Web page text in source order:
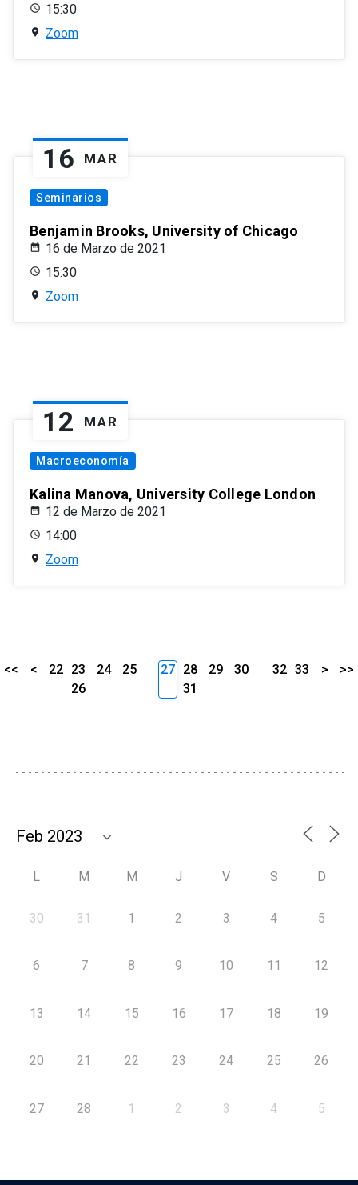
15:30
Zoom
16 MAR
Seminarios
Benjamin Brooks, University of Chicago
16 de Marzo de 2021
15:30
Zoom
12 MAR
Macroeconomía
Kalina Manova, University College London
12 de Marzo de 2021
14:00
Zoom
<< < 22 23 24
25
26
27 28 29
30
31
32 33 > >>
L M M J V S D
30 31 1 2 3 4 5
6 7 8 9 10 11 12
13 14 15 16 17 18 19
20 21 22 23 24 25 26
27 28 1 2 3 4 5